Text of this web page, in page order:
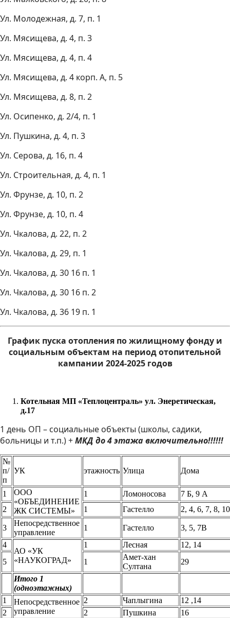
Ул. Молодежная, д. 7, п. 1
Ул. Мясищева, д. 4, п. 3
Ул. Мясищева, д. 4, п. 4
Ул. Мясищева, д. 4 корп. А, п. 5
Ул. Мясищева, д. 8, п. 2
Ул. Осипенко, д. 2/4, п. 1
Ул. Пушкина, д. 4, п. 3
Ул. Серова, д. 16, п. 4
Ул. Строительная, д. 4, п. 1
Ул. Фрунзе, д. 10, п. 2
Ул. Фрунзе, д. 10, п. 4
Ул. Чкалова, д. 22, п. 2
Ул. Чкалова, д. 29, п. 1
Ул. Чкалова, д. 30 16 п. 1
Ул. Чкалова, д. 30 16 п. 2
Ул. Чкалова, д. 36 19 п. 1
График пуска отопления по жилищному фонду и
социальным объектам на период отопительной
кампании 2024-2025 годов
Котельная МП «Теплоцентраль» ул. Энеретическая,
д.17
1 день ОП – социальные объекты (школы, садики,
больницы и т.п.) +МКД до 4 этажа включительно!!!!!!
№
п/
п
УК этажность Улица Дома
1
ООО
«ОБЪЕДИНЕНИЕ
ЖК СИСТЕМЫ»
1 Ломоносова
7 Б, 9 А
2
1 Гастелло 2, 4, 6, 7, 8,
3
Непосредственное
управление
1 Гастелло
3, 5, 7В
4
АО «УК
«НАУКОГРАД»
1 Лесная
12, 14
5
1
Амет-хан
Султана
29
Итого 1
(одноэтажных)
1
Непосредственное
управление
2 Чаплыгина
12 ,14
2
2 Пушкина
16